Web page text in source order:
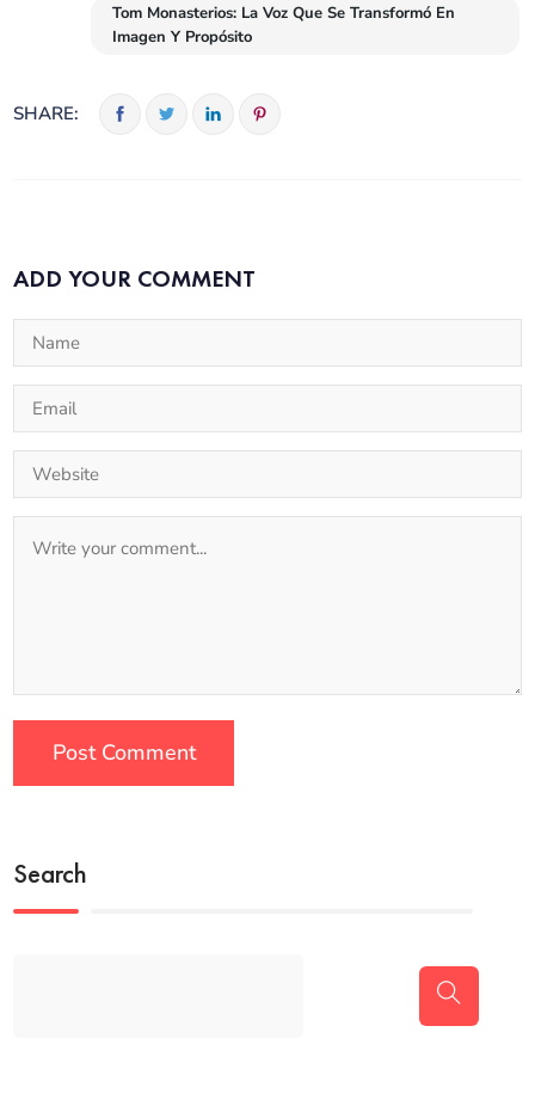
Tom Monasterios: La Voz Que Se Transformó En
Imagen Y Propósito
SHARE:
ADD YOUR COMMENT
Search